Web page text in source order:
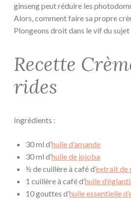
ginseng peut réduire les
Alors, comment faire sa propre
Plongeons droit dans le vif du sujet
Recette
rides
Ingrédients :
30 ml d’huile d’amande
30 ml d’huile de jojoba
½ de cuillère à café d’extrait de
1 cuillère à café d’huile
10 gouttes d’huile essentielle